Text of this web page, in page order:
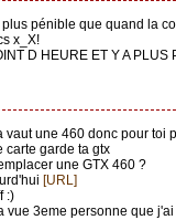
pénible que quand la
x_X!
D HEURE ET Y A PLUS
vaut une 460 donc pour toi
carte garde ta gtx
une GTX 460 ?
[URL]
:)
vue 3eme personne que